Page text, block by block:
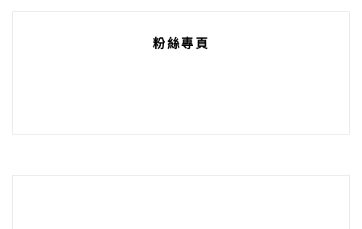
粉絲專頁